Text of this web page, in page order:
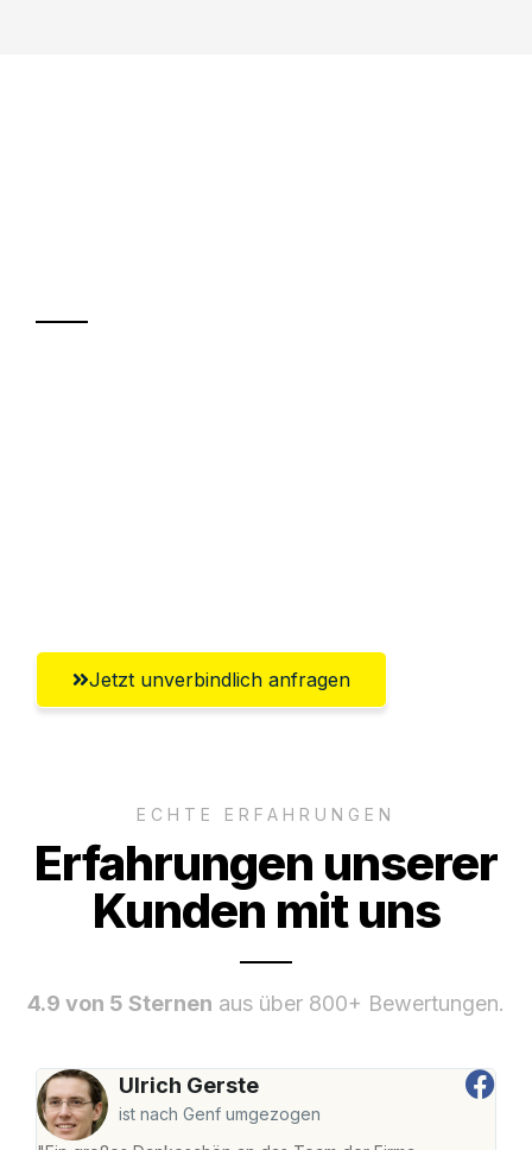
Jetzt unverbindlich anfragen
ECHTE ERFAHRUNGEN
Erfahrungen unserer
Kunden mit uns
4.9 von 5 Sternen aus über 800+ Bewertungen.
Ulrich Gerste
ist nach Genf umgezogen